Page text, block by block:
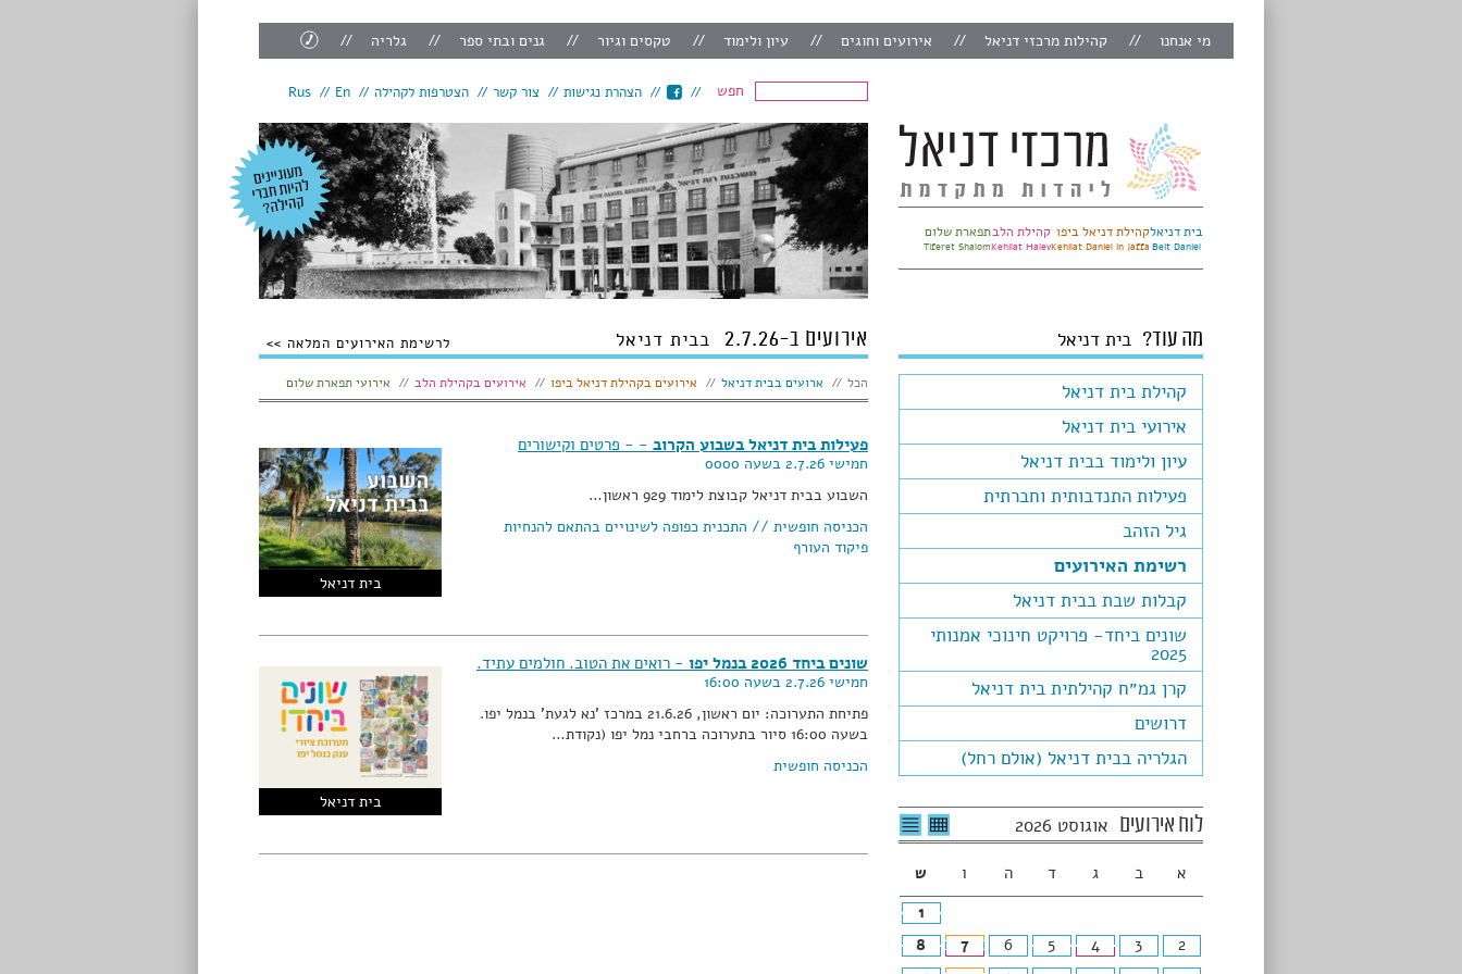
מי אנחנו קהילות מרכזי דניאל אירועים וחוגים עיון ולימוד טקסים וגיור גנים ובתי ספר גלריה
צור
קשר
חפש
הצהרת נגישות צור קשר הצטרפות לקהילה En
Rus
בית דניאל
Beit Daniel
קהילת דניאל ביפו
Kehilat Daniel in Jaffa
קהילת הלב
Kehilat Halev
תפארת שלום
Tiferet Shalom
מה עוד? בית דניאל
קהילת בית דניאל
אירועי בית דניאל
עיון ולימוד בבית דניאל
פעילות התנדבותית וחברתית
גיל הזהב
רשימת האירועים
קבלות שבת בבית דניאל
שונים ביחד- פרויקט חינוכי אמנותי
2025
קרן גמ״ח קהילתית בית דניאל
דרושים
הגלריה בבית דניאל (אולם רחל)
לוח אירועים אוגוסט 2026 לרשימת
האירועים
לצפיה
בטבלה
א ב ג ד ה ו
ש
1
2
3
4
5
6
7
8
אירועים ב-2.7.26 בבית דניאל לרשימת האירועים המלאה
הצג:
הכל ארועים בבית דניאל אירועים בקהילת דניאל ביפו אירועים בקהילת הלב אירועי תפארת שלום
בית דניאל
פעילות בית דניאל בשבוע הקרוב - - פרטים וקישורים
חמישי 2.7.26 בשעה 0000
השבוע בבית דניאל קבוצת לימוד 929 ראשון…
הכניסה חופשית // התכנית כפופה לשינויים בהתאם להנחיות
פיקוד העורף
בית דניאל
שונים ביחד 2026 בנמל יפו - רואים את הטוב. חולמים עתיד.
חמישי 2.7.26 בשעה 16:00
פתיחת התערוכה: יום ראשון, 21.6.26 במרכז 'נא לגעת' בנמל יפו.
בשעה 16:00 סיור בתערוכה ברחבי נמל יפו (נקודת…
הכניסה חופשית